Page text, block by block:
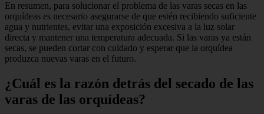
En resumen, para solucionar el problema de las varas secas en las
orquídeas es necesario asegurarse de que estén recibiendo suficiente
agua y nutrientes, evitar una exposición excesiva a la luz solar
directa y mantener una temperatura adecuada. Si las varas ya están
secas, se pueden cortar con cuidado y esperar que la orquídea
produzca nuevas varas en el futuro.
¿Cuál es la razón detrás del secado de las
varas de las orquídeas?